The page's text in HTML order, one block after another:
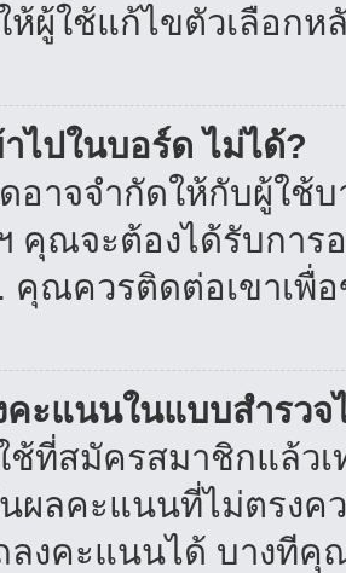
ห้ผู้ใช้แก้ไขตัวเลือกห
ไปในบอร์ด ไม่ได้?
อาจจำกัดให้กับผู้ใช้บ
คุณจะต้องได้รับการ
คุณควรติดต่อเขาเพื่
คะแนนในแบบสำรวจ
ช้ที่สมัครสมาชิกแล้ว
ผลคะแนนที่ไม่ตรง
ลงคะแนนได้ บางที